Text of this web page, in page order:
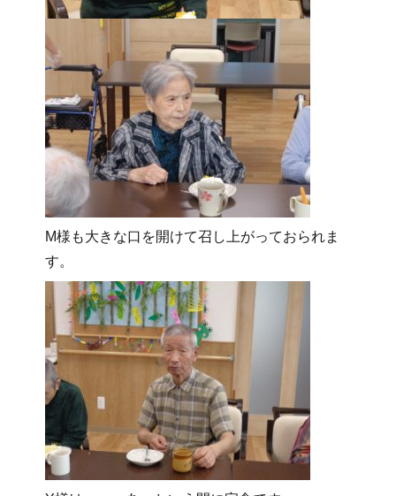
M様も大きな口を開けて召し上がっておられま
す。